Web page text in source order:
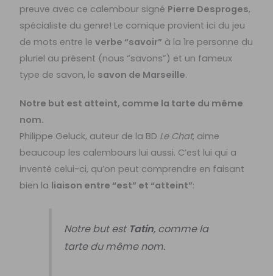
preuve avec ce calembour signé Pierre Desproges,
spécialiste du genre! Le comique provient ici du jeu
de mots entre leverbe “savoir” à la 1re personne du
pluriel au présent (nous “savons”) et un fameux
type de savon, le savon de Marseille.
Notre but est atteint, comme la tarte du même
nom.
Philippe Geluck, auteur de la BD Le Chat, aime
beaucoup les calembours lui aussi. C’est lui qui a
inventé celui-ci, qu’on peut comprendre en faisant
bien la liaison entre “est” et “atteint”:
Notre but est Tatin, comme la
tarte du même nom.